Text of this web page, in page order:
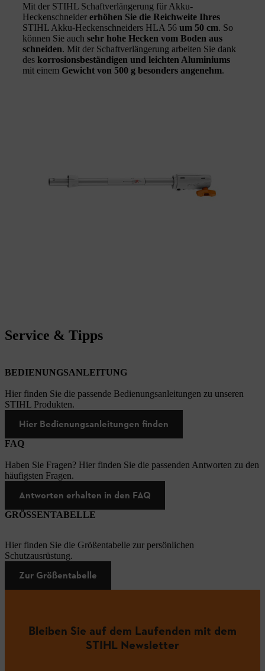
Mit der STIHL Schaftverlängerung für Akku-
Heckenschneider erhöhen Sie die Reichweite Ihres
STIHL Akku-Heckenschneiders HLA 56 um 50 cm. So
können Sie auch sehr hohe Hecken vom Boden aus
schneiden. Mit der Schaftverlängerung arbeiten Sie dank
des korrosionsbeständigen und leichten Aluminiums
mit einem Gewicht von 500 g besonders angenehm.
Service & Tipps
BEDIENUNGSANLEITUNG
Hier finden Sie die passende Bedienungsanleitungen zu unseren
STIHL Produkten.
Hier Bedienungsanleitungen finden
FAQ
Haben Sie Fragen? Hier finden Sie die passenden Antworten zu den
häufigsten Fragen.
Antworten erhalten in den FAQ
GRÖSSENTABELLE
Hier finden Sie die Größentabelle zur persönlichen
Schutzausrüstung.
Zur Größentabelle
Bleiben Sie auf dem Laufenden mit dem
STIHL Newsletter